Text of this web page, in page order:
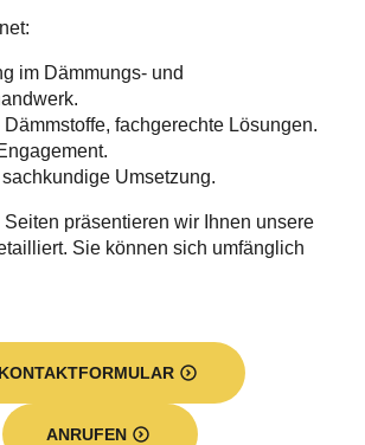
im Dämmungs- und
fachgerechte Lösungen.
Umsetzung.
präsentieren wir Ihnen unsere
Sie können sich umfänglich
KONTAKTFORMULAR
ANRUFEN